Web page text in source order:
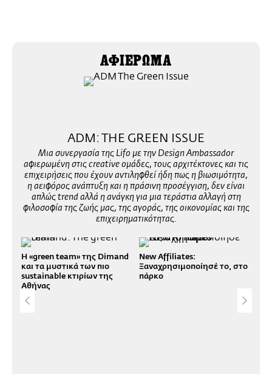
ΑΦΙΕΡΩΜΑ
ADM: TΗΕ GREEN ISSUE
Μια συνεργασία της Lifo με την Design Ambassador
αφιερωμένη στις creative ομάδες, τους αρχιτέκτονες και τις
επιχειρήσεις που έχουν αντιληφθεί ήδη πως η βιωσιμότητα,
η αειφόρος ανάπτυξη και η πράσινη προσέγγιση, δεν είναι
απλώς trend αλλά η ανάγκη για μια τεράστια αλλαγή στη
φιλοσοφία της ζωής μας, της αγοράς, της οικονομίας και της
επιχειρηματικότητας.
Η «green team» της Dimand
και τα μυστικά των πιο
sustainable κτιρίων της
Αθήνας
New Affiliates:
Ξαναχρησιμοποίησέ το, στο
πάρκο